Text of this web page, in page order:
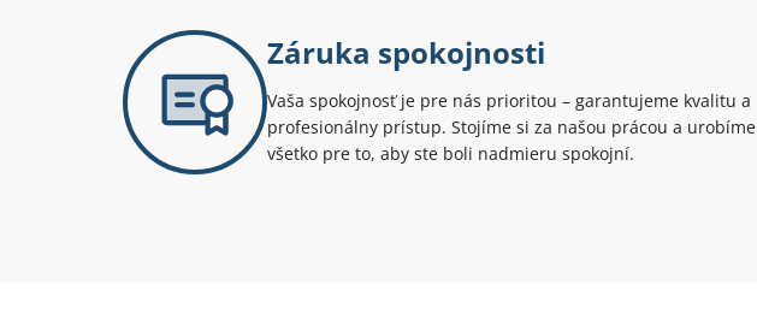
Záruka spokojnosti
Vaša spokojnosť je pre nás prioritou – garantujeme kvalitu a
profesionálny prístup. Stojíme si za našou prácou a urobíme
všetko pre to, aby ste boli nadmieru spokojní.